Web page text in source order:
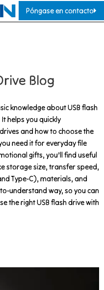
Póngase en contacto
Blog
knowledge about USB flash
helps you quickly
and how to choose the
need it for everyday file
gifts, you’ll find useful
storage size, transfer speed,
Type-C), materials, and
understand way, so you can
the right USB flash drive with